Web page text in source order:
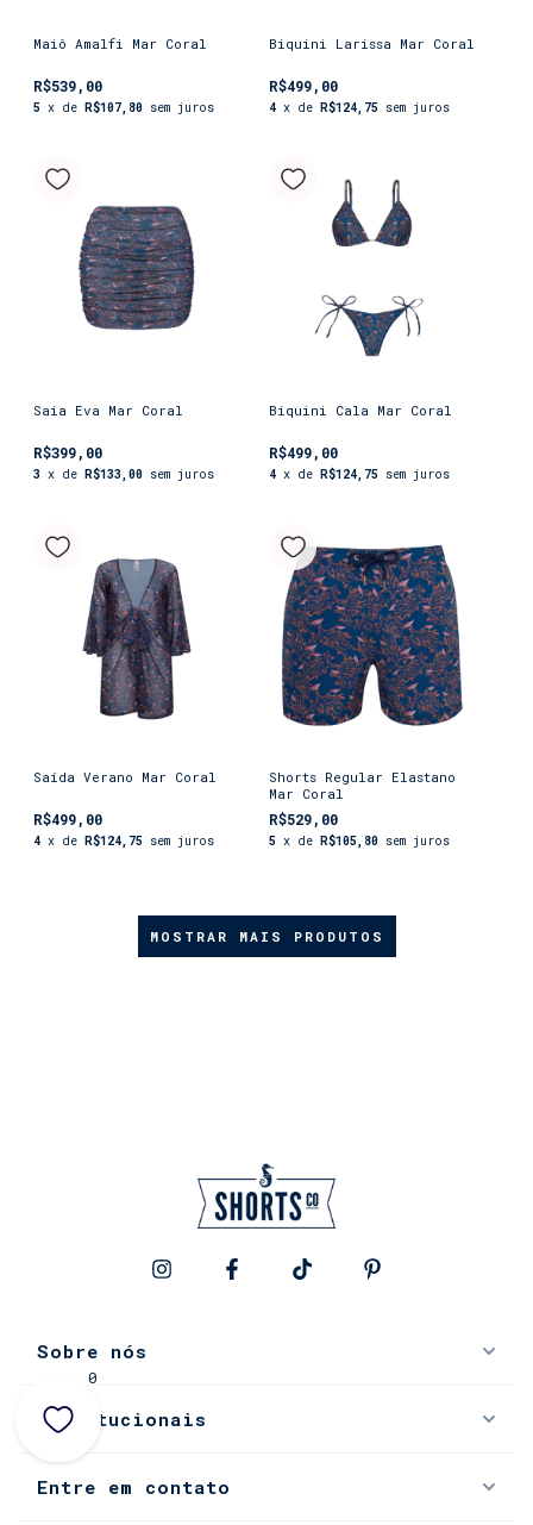
Maiô Amalfi Mar Coral
R$539,00
5 x de R$107,80 sem juros
Biquini Larissa Mar Coral
R$499,00
4 x de R$124,75 sem juros
Saia Eva Mar Coral
R$399,00
3 x de R$133,00 sem juros
Biquini Cala Mar Coral
R$499,00
4 x de R$124,75 sem juros
Saída Verano Mar Coral
R$499,00
4 x de R$124,75 sem juros
Shorts Regular Elastano
Mar Coral
R$529,00
5 x de R$105,80 sem juros
MOSTRAR MAIS PRODUTOS
Sobre nós
Institucionais
Entre em contato
0